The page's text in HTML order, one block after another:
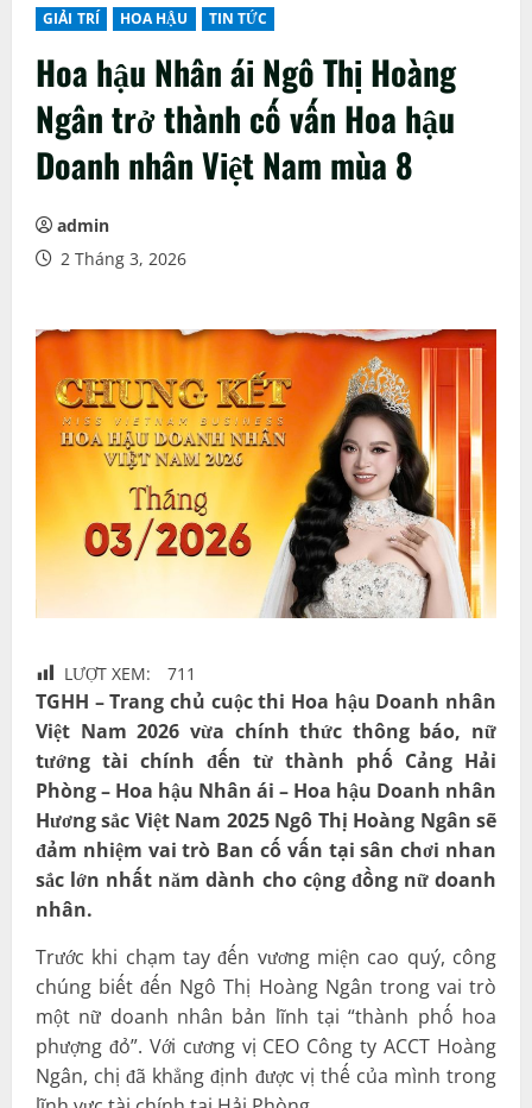
GIẢI TRÍ HOA HẬU TIN TỨC
Hoa hậu Nhân ái Ngô Thị Hoàng
Ngân trở thành cố vấn Hoa hậu
Doanh nhân Việt Nam mùa 8
admin
2 Tháng 3, 2026
LƯỢT XEM: 711
TGHH – Trang chủ cuộc thi Hoa hậu Doanh nhân
Việt Nam 2026 vừa chính thức thông báo, nữ
tướng tài chính đến từ thành phố Cảng Hải
Phòng – Hoa hậu Nhân ái – Hoa hậu Doanh nhân
Hương sắc Việt Nam 2025 Ngô Thị Hoàng Ngân sẽ
đảm nhiệm vai trò Ban cố vấn tại sân chơi nhan
sắc lớn nhất năm dành cho cộng đồng nữ doanh
nhân.
Trước khi chạm tay đến vương miện cao quý, công
chúng biết đến Ngô Thị Hoàng Ngân trong vai trò
một nữ doanh nhân bản lĩnh tại “thành phố hoa
phượng đỏ”. Với cương vị CEO Công ty ACCT Hoàng
Ngân, chị đã khẳng định được vị thế của mình trong